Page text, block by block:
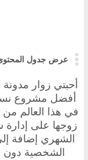
عرض جدول
أحبتي زوار
أفضل مشروع
في هذا العالم
زوجها على
الشهري إضافة
الشخصية